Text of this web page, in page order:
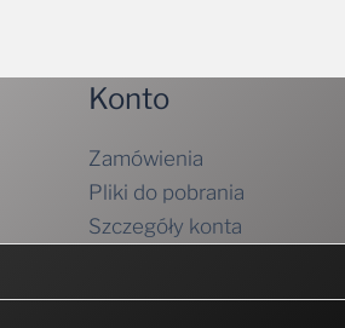
Konto
Zamówienia
Pliki do pobrania
Szczegóły konta